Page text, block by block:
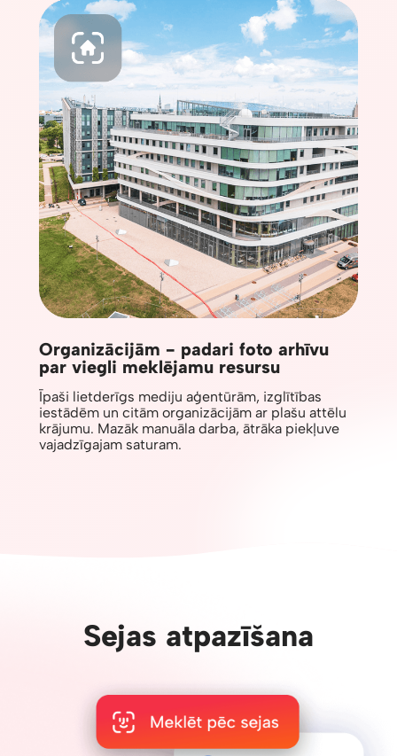
Organizācijām - padari foto arhīvu
par viegli meklējamu resursu
Īpaši lietderīgs mediju aģentūrām, izglītības
iestādēm un citām organizācijām ar plašu attēlu
krājumu. Mazāk manuāla darba, ātrāka piekļuve
vajadzīgajam saturam.
Sejas atpazīšana